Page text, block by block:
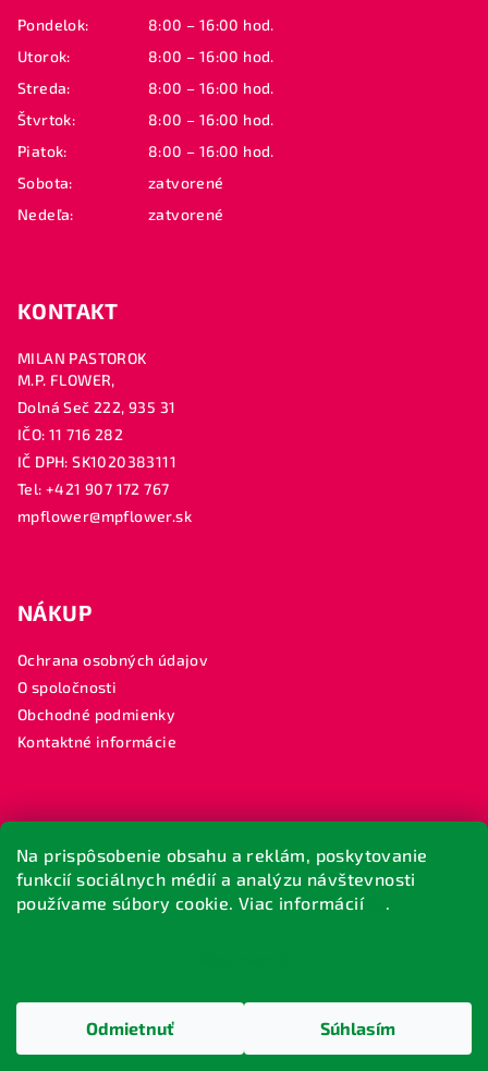
Na prispôsobenie obsahu a reklám, poskytovanie
funkcií sociálnych médií a analýzu návštevnosti
používame súbory cookie. Viac informácií
.
Odmietnuť Súhlasím
Pondelok:
8:00 – 16:00 hod.
Utorok:
8:00 – 16:00 hod.
Streda:
8:00 – 16:00 hod.
Štvrtok:
8:00 – 16:00 hod.
Piatok:
8:00 – 16:00 hod.
Sobota:
zatvorené
Nedeľa:
zatvorené
KONTAKT
MILAN PASTOROK
M.P. FLOWER,
Dolná Seč 222, 935 31
IČO: 11 716 282
IČ DPH: SK1020383111
Tel: +421 907 172 767
mpflower@mpflower.sk
NÁKUP
Ochrana osobných údajov
O spoločnosti
Obchodné podmienky
Kontaktné informácie
MP FLOWER
#mpflower
Design by